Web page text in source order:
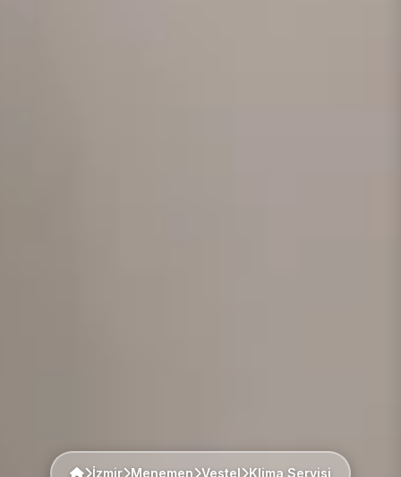
İzmir Menemen Vestel Klima Servisi